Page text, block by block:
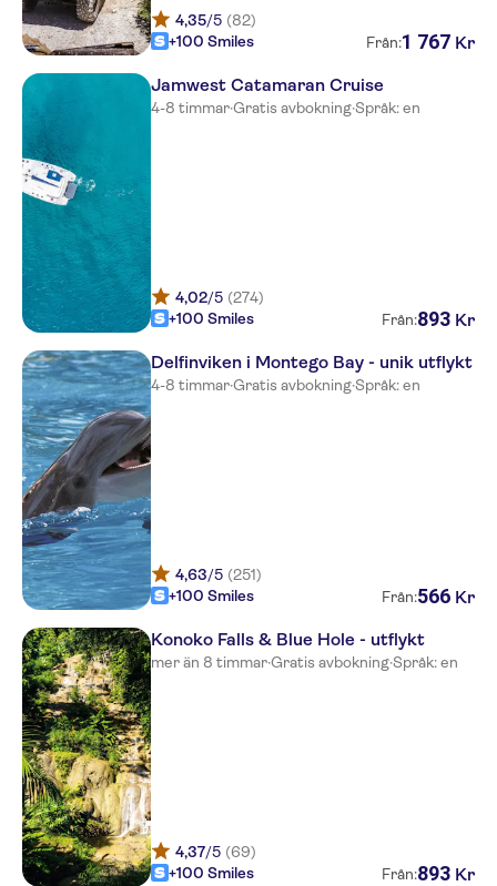
Secrets Wild Orchid Montego
Bay
Hyatt Zilara Rosehall
Hilton Rose Hall Resort & Spa
RIU Montego Bay
Royal Decameron Cornwall
Beach
Zoetry Montego Bay Jamaica
Holiday Inn Sunspree Resort All
Inclusive
Breathless Montego Bay
Resort & Spa
JOIA Rose Hall by Iberostar
Deja Resort
Sandals Royal Caribbean Resort
&Offshore Island AI
Sunscape Splash Montego Bay
Grand Palladium Lady Hamilton
Resort & Spa
Sunscape Splash Resort & Spa
Grand Palladium Jamaica
Resort Spa All Inclusive
Sandals Carlyle
4,35/5 (82)
+100 Smiles
Från:1 767 Kr
Jamwest Catamaran Cruise
4-8 timmar·Gratis avbokning·Språk: en
4,02/5 (274)
+100 Smiles
Från:893 Kr
Delfinviken i Montego Bay - unik utflykt
4-8 timmar·Gratis avbokning·Språk: en
4,63/5 (251)
+100 Smiles
Från:566 Kr
Konoko Falls & Blue Hole - utflykt
mer än 8 timmar·Gratis avbokning·Språk: en
4,37/5 (69)
+100 Smiles
Från:893 Kr